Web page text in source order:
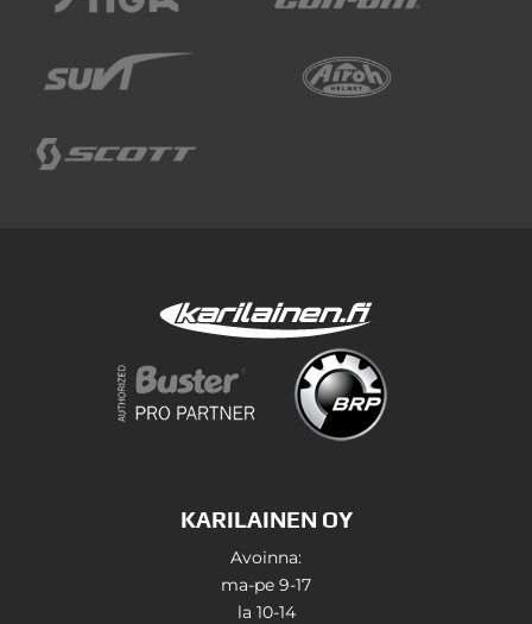
KARILAINEN OY
Avoinna:
ma-pe 9-17
la 10-14